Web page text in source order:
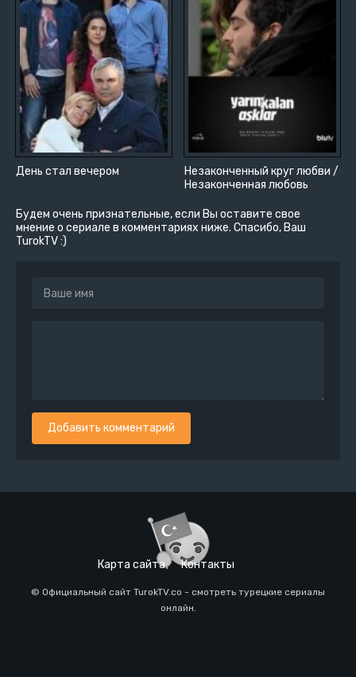
День стал вечером
Незаконченный круг любви /
Незаконченная любовь
Будем очень признательные, если Вы оставите свое
мнение о сериале в комментариях ниже. Спасибо, Ваш
TurokTV :)
Добавить комментарий
Карта сайта Контакты
© Официальный сайт TurokTV.co - смотреть турецкие сериалы
онлайн.